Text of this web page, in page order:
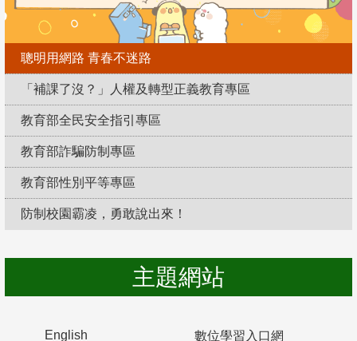
聰明用網路 青春不迷路
「補課了沒？」人權及轉型正義教育專區
教育部全民安全指引專區
教育部詐騙防制專區
教育部性別平等專區
防制校園霸凌，勇敢說出來！
主題網站
English 數位學習入口網